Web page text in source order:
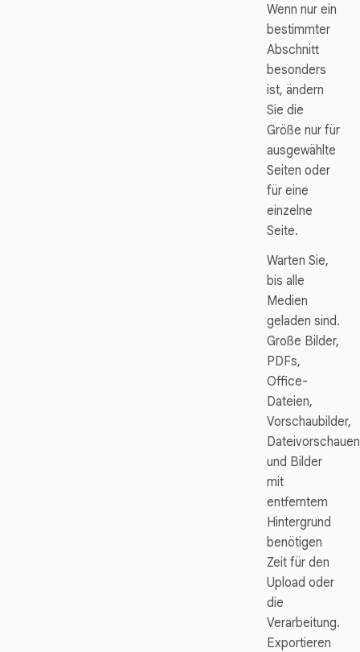
Wenn nur ein
bestimmter
Abschnitt
besonders
ist, ändern
Sie die
Größe nur für
ausgewählte
Seiten oder
für eine
einzelne
Seite.
Warten Sie,
bis alle
Medien
geladen sind.
Große Bilder,
PDFs,
Office-
Dateien,
Vorschaubilder,
Dateivorschauen
und Bilder
mit
entferntem
Hintergrund
benötigen
Zeit für den
Upload oder
die
Verarbeitung.
Exportieren